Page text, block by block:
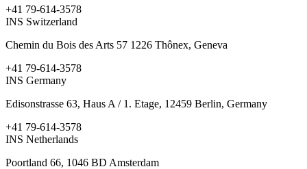
+41 79-614-3578
INS Switzerland
Chemin du Bois des Arts 57 1226 Thônex, Geneva
+41 79-614-3578
INS Germany
Edisonstrasse 63, Haus A / 1. Etage, 12459 Berlin, Germany ​
+41 79-614-3578
INS Netherlands
Poortland 66, 1046 BD Amsterdam